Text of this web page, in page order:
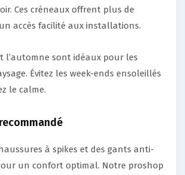
Ces créneaux offrent plus de
accès facilité aux installations.
l’automne sont idéaux pour les
Évitez les week-ends ensoleillés
le calme.
à spikes et des gants anti-
un confort optimal. Notre proshop